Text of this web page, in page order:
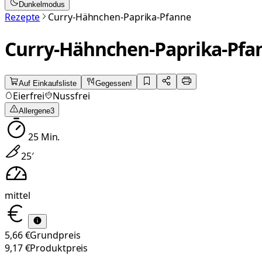
Dunkelmodus
Rezepte Curry-Hähnchen-Paprika-Pfanne
Curry-Hähnchen-Paprika-
Auf Einkaufsliste Gegessen!
Eierfrei Nussfrei
Allergene3
25Min.
25′
mittel
5,66 €Grundpreis
9,17 €Produktpreis